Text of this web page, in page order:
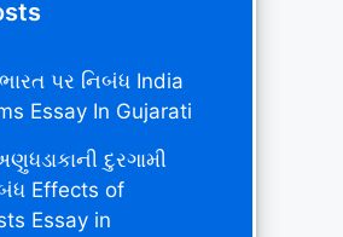
પર નિબંધ India
Essay In Gujarati
દુરગામી
Effects of
Essay in